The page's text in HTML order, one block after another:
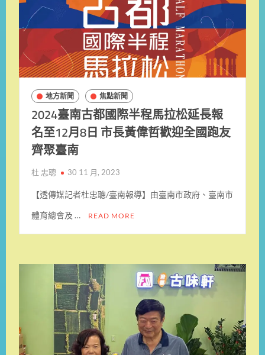
地方新聞 焦點新聞
2024臺南古都國際半程馬拉松延長報
名至12月8日 市長黃偉哲歡迎全國跑友
齊聚臺南
杜 忠聰 30 11 月, 2023
【透傳媒記者杜忠聰/臺南報導】由臺南市政府、臺南市
體育總會及 … READ MORE